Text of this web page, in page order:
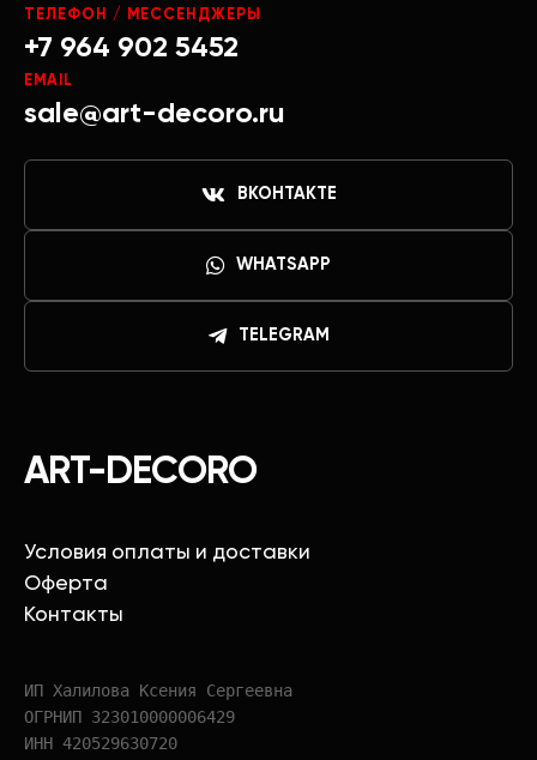
ART-DECORO
Условия оплаты и доставки
Оферта
Контакты
ИП Халилова Ксения Сергеевна
ОГРНИП 323010000006429
ИНН 420529630720
ТЕЛЕФОН / МЕССЕНДЖЕРЫ
+7 964 902 5452
EMAIL
sale@art-decoro.ru
ВКОНТАКТЕ
WHATSAPP
TELEGRAM